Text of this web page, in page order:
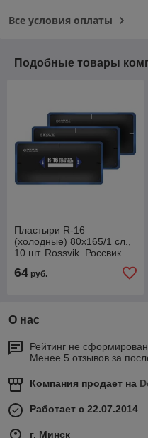
Все условия оплаты
Подобные товары
Пластыри R-16
(холодные) 80х165/1 сл.,
10 шт. Rossvik. Россвик
64 руб.
О нас
Рейтинг не сформирован
Менее 5 отзывов за
Компания продает на
Работает с 22.07.2014
г. Минск